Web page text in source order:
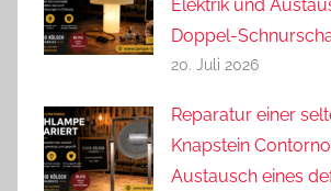
Elektrik und
Doppel-
20. Juli 2026
Reparatur einer
Knapstein
Austausch eines